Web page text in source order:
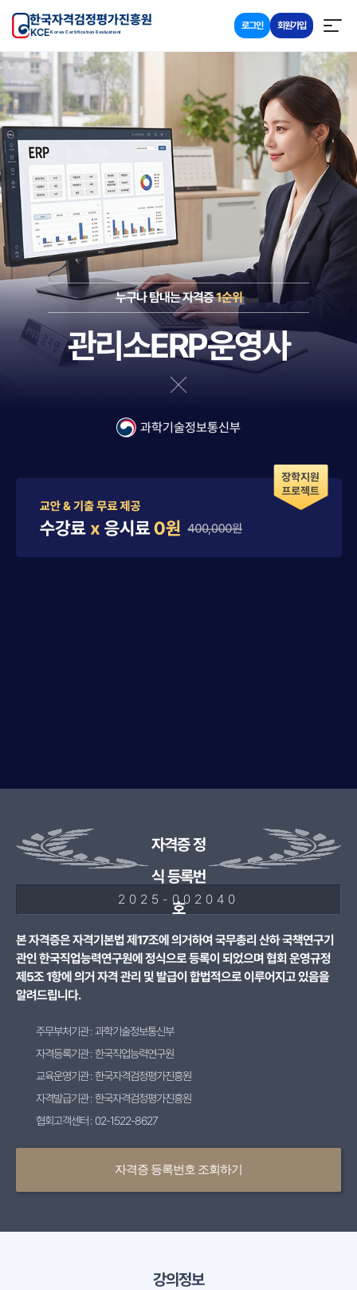
한국자격검정평가진흥원
KCEKorea Certification Evaluationl
로그인 회원가입
누구나 탐내는 자격증1순위
관리소ERP운영사
과학기술정보통신부
자격증 정
식 등록번
호
2025-002040
본 자격증은 자격기본법 제17조에 의거하여 국무총리 산하 국책연구기
관인 한국직업능력연구원에 정식으로 등록이 되었으며 협회 운영규정
제5조 1항에 의거 자격 관리 및 발급이 합법적으로 이루어지고 있음을
알려드립니다.
주무부처기관 : 과학기술정보통신부
자격등록기관 : 한국직업능력연구원
교육운영기관 : 한국자격검정평가진흥원
자격발급기관 : 한국자격검정평가진흥원
협회고객센터 : 02-1522-8627
자격증 등록번호 조회하기
강의정보